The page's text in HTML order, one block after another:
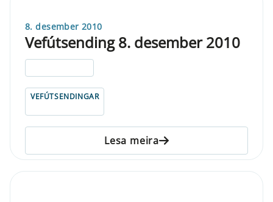
8. desember 2010
Vefútsending 8. desember 2010
VEFÚTSENDINGAR
Lesa meira